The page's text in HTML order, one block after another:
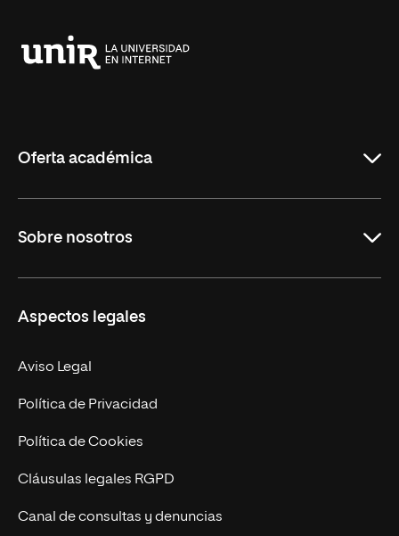
Oferta académica
Másteres Oficiales
Doctorados
Experto Universitario
Postgrados
Cursos Universitarios
Sobre nosotros
Facultades
Nuestro Equipo
Trabaja en UNIR
Actualidad
UNIR Revista
Eventos
Aspectos legales
Aviso Legal
Política de Privacidad
Política de Cookies
Cláusulas legales RGPD
Canal de consultas y denuncias